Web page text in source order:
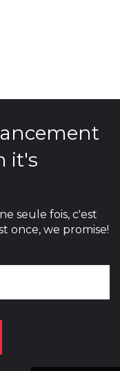
it's
seule fois, c'est
once, we promise!